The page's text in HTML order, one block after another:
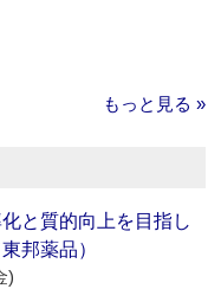
もっと見る »
化と質的向上を目指し
邦薬品）
)